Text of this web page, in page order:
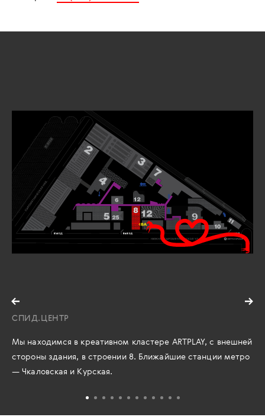
СПИД.ЦЕНТР
Мы находимся в креативном кластере ARTPLAY, с внешней
стороны здания, в строении 8. Ближайшие станции метро
— Чкаловская и Курская.